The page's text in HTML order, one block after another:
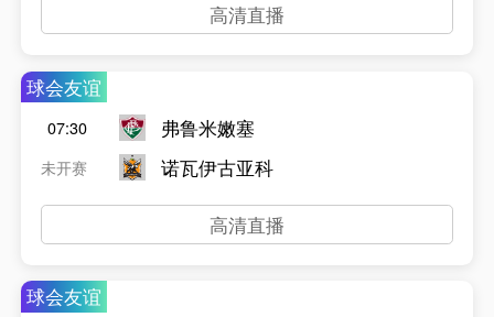
高清直播
球会友谊
07:30
未开赛
弗鲁米嫩塞
诺瓦伊古亚科
高清直播
球会友谊